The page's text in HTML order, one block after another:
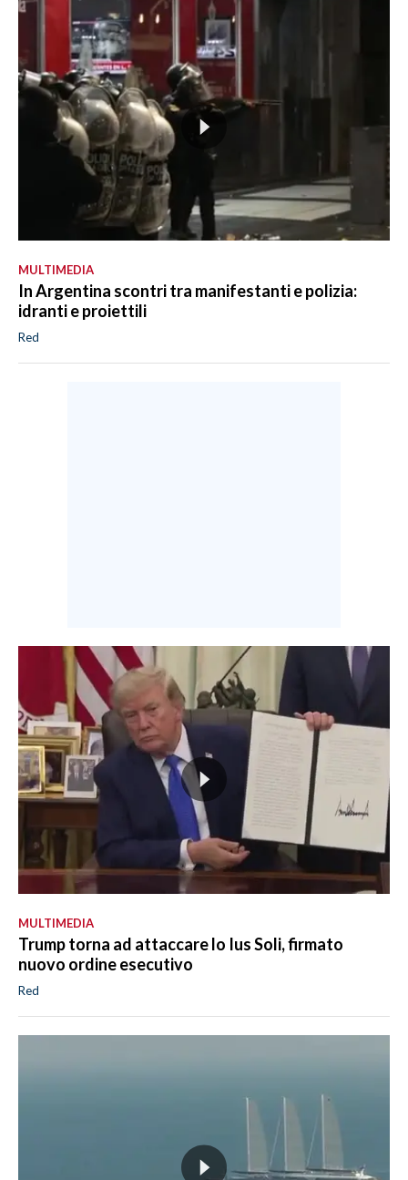
MULTIMEDIA
In Argentina scontri tra manifestanti e polizia:
idranti e proiettili
Red
MULTIMEDIA
Trump torna ad attaccare lo Ius Soli, firmato
nuovo ordine esecutivo
Red